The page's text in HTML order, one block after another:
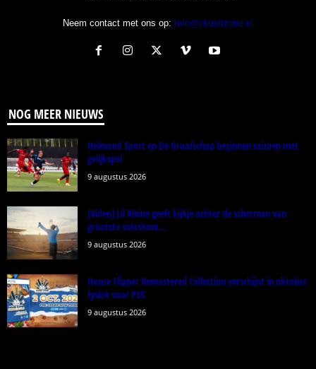
Neem contact met ons op: Info@planetzone.nl
NOG MEER NIEUWS
Helmond Sport en De Graafschap beginnen seizoen met
gelijkspel
9 augustus 2026
[Video] Lil Kleine geeft kijkje achter de schermen van
grootste soloshow...
9 augustus 2026
House Flipper Remastered Collection verschijnt in oktober
fysiek voor PS5
9 augustus 2026